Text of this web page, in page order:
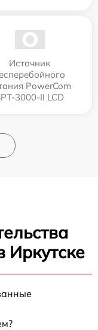
Источник
PowerCom
3000-II LCD
Иркутске